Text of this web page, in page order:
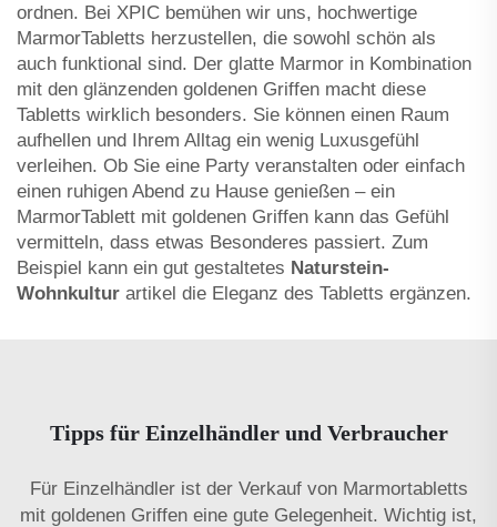
ordnen. Bei XPIC bemühen wir uns, hochwertige
MarmorTabletts herzustellen, die sowohl schön als
auch funktional sind. Der glatte Marmor in Kombination
mit den glänzenden goldenen Griffen macht diese
Tabletts wirklich besonders. Sie können einen Raum
aufhellen und Ihrem Alltag ein wenig Luxusgefühl
verleihen. Ob Sie eine Party veranstalten oder einfach
einen ruhigen Abend zu Hause genießen – ein
MarmorTablett mit goldenen Griffen kann das Gefühl
vermitteln, dass etwas Besonderes passiert. Zum
Beispiel kann ein gut gestaltetes Naturstein-
Wohnkultur artikel die Eleganz des Tabletts ergänzen.
Tipps für Einzelhändler und Verbraucher
Für Einzelhändler ist der Verkauf von Marmortabletts
mit goldenen Griffen eine gute Gelegenheit. Wichtig ist,